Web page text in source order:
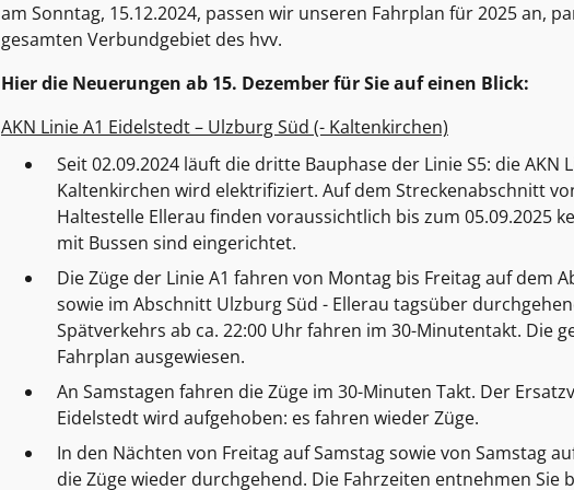
am Sonntag, 15.12.2024, passen wir unseren Fahrplan für 2025 an,
gesamten Verbundgebiet des hvv.
Hier die Neuerungen ab 15. Dezember für Sie auf einen Blick:
AKN Linie A1 Eidelstedt – Ulzburg Süd (- Kaltenkirchen)
Seit 02.09.2024 läuft die dritte Bauphase der Linie S5: die AKN
Kaltenkirchen wird elektrifiziert. Auf dem Streckenabschnitt
Haltestelle Ellerau finden voraussichtlich bis zum 05.09.2025
mit Bussen sind eingerichtet.
Die Züge der Linie A1 fahren von Montag bis Freitag auf dem
sowie im Abschnitt Ulzburg Süd - Ellerau tagsüber
Spätverkehrs ab ca. 22:00 Uhr fahren im 30-Minutentakt. Die
Fahrplan ausgewiesen.
An Samstagen fahren die Züge im 30-Minuten Takt. Der
Eidelstedt wird aufgehoben: es fahren wieder Züge.
In den Nächten von Freitag auf Samstag sowie von Samstag
die Züge wieder durchgehend. Die Fahrzeiten entnehmen Sie